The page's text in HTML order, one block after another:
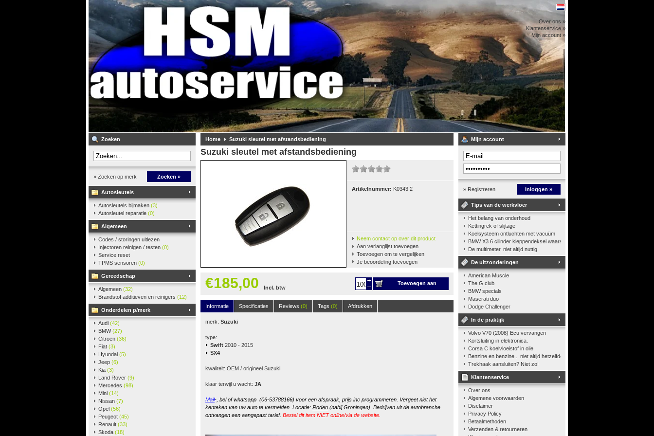
Over ons »
Klantenservice »
Mijn account »
Zoeken
» Zoeken op merk Zoeken »
Autosleutels
Autosleutels bijmaken (3)
Autosleutel reparatie (0)
Algemeen
Codes / storingen uitlezen
Injectoren reinigen / testen (0)
Service reset
TPMS sensoren (0)
Gereedschap
Algemeen (32)
Brandstof additieven en reinigers (12)
Onderdelen p/merk
Audi (42)
BMW(27)
Citroen (36)
Fiat (3)
Hyundai (5)
Jeep (6)
Kia (3)
Land Rover (9)
Mercedes (98)
Mini (14)
Nissan (7)
Opel (56)
Peugeot (45)
Renault (33)
Skoda (18)
Home Suzuki sleutel met afstandsbediening
Suzuki sleutel met afstandsbediening
Artikelnummer: K0343 2
Neem contact op over dit product
Aan verlanglijst toevoegen
Toevoegen om te vergelijken
Je beoordeling toevoegen
€185,00 Incl. btw
Toevoegen aan
Informatie
Specificaties Reviews (0) Tags (0) Afdrukken
merk: Suzuki
type:
Swift 2010 - 2015
SX4
kwaliteit: OEM / origineel Suzuki
klaar terwijl u wacht: JA
Mail-, bel of whatsapp (06-53788166) voor een afspraak, prijs inc programmeren. Vergeet niet het
kenteken van uw auto te vermelden. Locatie: Roden (nabij Groningen). Bedrijven uit de autobranche
ontvangen een aangepast tarief. Bestel dit item NIET online/via de website.
Mijn account
» Registreren Inloggen »
Tips van de werkvloer
Het belang van onderhoud
Kettingrek of slijtage
Koelsysteem ontluchten met vacuüm
BMW X3 6 cilinder kleppendeksel waarshuwing
De multimeter, niet altijd nuttig
De uitzonderingen
American Muscle
The G club
BMW specials
Maserati duo
Dodge Challenger
In de praktijk
Volvo V70 (2008) Ecu vervangen
Kortsluiting in elektronica.
Corsa C koelvloeistof in olie
Benzine en benzine... niet altijd hetzelfde
Trekhaak aansluiten? Niet zo!
Klantenservice
Over ons
Algemene voorwaarden
Disclaimer
Privacy Policy
Betaalmethoden
Verzenden & retourneren